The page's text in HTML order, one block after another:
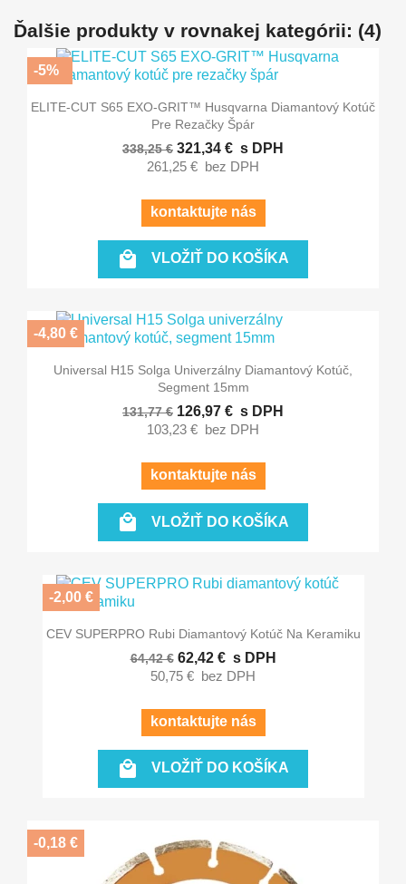
Ďalšie produkty v rovnakej kategórii: (4)
ELITE-CUT S65 EXO-GRIT™ Husqvarna Diamantový Kotúč
Pre Rezačky Špár
338,25 € 321,34 € s DPH
261,25 € bez DPH
kontaktujte nás
 VLOŽIŤ DO KOŠÍKA
-5%
Universal H15 Solga Univerzálny Diamantový Kotúč,
Segment 15mm
131,77 € 126,97 € s DPH
103,23 € bez DPH
kontaktujte nás
 VLOŽIŤ DO KOŠÍKA
-4,80 €
CEV SUPERPRO Rubi Diamantový Kotúč Na Keramiku
64,42 € 62,42 € s DPH
50,75 € bez DPH
kontaktujte nás
 VLOŽIŤ DO KOŠÍKA
-2,00 €
-0,18 €